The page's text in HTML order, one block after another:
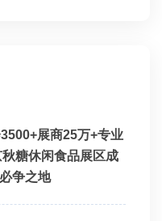
展商25万+专业
糖休闲食品展区成
争之地